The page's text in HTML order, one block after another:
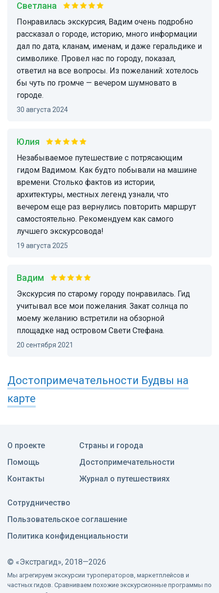
Светлана
Понравилась экскурсия, Вадим очень подробно
рассказал о городе, историю, много информации
дал по дата, кланам, именам, и даже геральдике и
символике. Провел нас по городу, показал,
ответил на все вопросы. Из пожеланий: хотелось
бы чуть по громче — вечером шумновато в
городе.
30 августа 2024
Юлия
Незабываемое путешествие с потрясающим
гидом Вадимом. Как будто побывали на машине
времени. Столько фактов из истории,
архитектуры, местных легенд узнали, что
вечером еще раз вернулись повторить маршрут
самостоятельно. Рекомендуем как самого
лучшего экскурсовода!
19 августа 2025
Вадим
Экскурсия по старому городу понравилась. Гид
учитывал все мои пожелания. Закат солнца по
моему желанию встретили на обзорной
площадке над островом Свети Стефана.
20 сентября 2021
Достопримечательности Будвы на
карте
О проекте
Помощь
Контакты
Страны и города
Достопримечательности
Журнал о путешествиях
Сотрудничество
Пользовательское соглашение
Политика конфиденциальности
© «Экстрагид», 2018—2026
Мы агрегируем экскурсии туроператоров, маркетплейсов и
частных гидов. Сравниваем похожие экскурсионные программы по